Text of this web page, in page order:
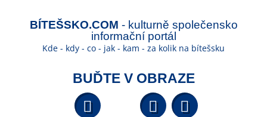
BÍTEŠSKO.COM - kulturně společensko
informační portál
Kde - kdy - co - jak - kam - za kolik na bítešsku
BUĎTE V OBRAZE
Facebook YouTube